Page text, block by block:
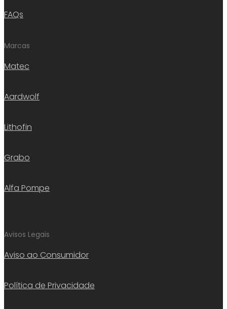
FAQs
Marcas
Matec
Aardwolf
Lithofin
Grabo
Alfa Pompe
Avisos Legais
Aviso ao Consumidor
Política de Privacidade